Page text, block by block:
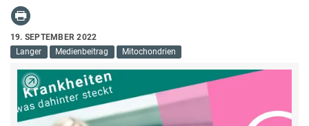
19. SEPTEMBER 2022
Langer
Medienbeitrag Mitochondrien